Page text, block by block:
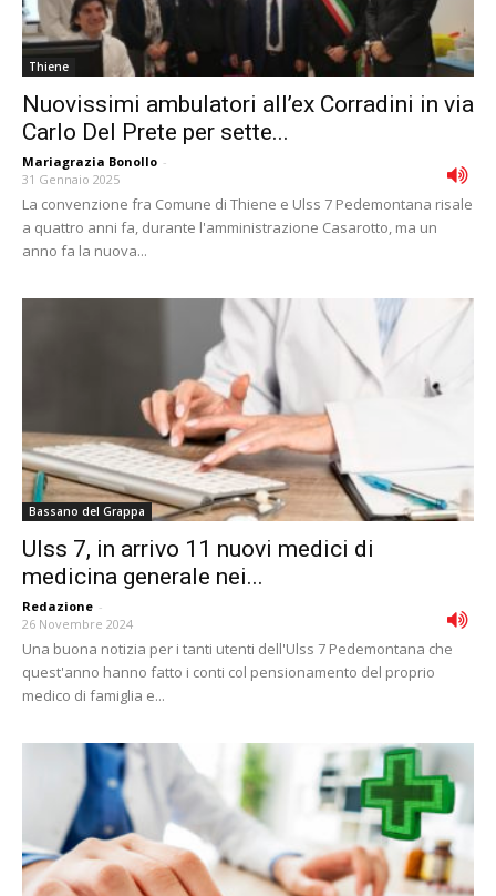
Thiene
Nuovissimi ambulatori all’ex Corradini in via
Carlo Del Prete per sette...
Mariagrazia Bonollo -
31 Gennaio 2025
La convenzione fra Comune di Thiene e Ulss 7 Pedemontana risale
a quattro anni fa, durante l'amministrazione Casarotto, ma un
anno fa la nuova...
Bassano del Grappa
Ulss 7, in arrivo 11 nuovi medici di
medicina generale nei...
Redazione -
26 Novembre 2024
Una buona notizia per i tanti utenti dell'Ulss 7 Pedemontana che
quest'anno hanno fatto i conti col pensionamento del proprio
medico di famiglia e...